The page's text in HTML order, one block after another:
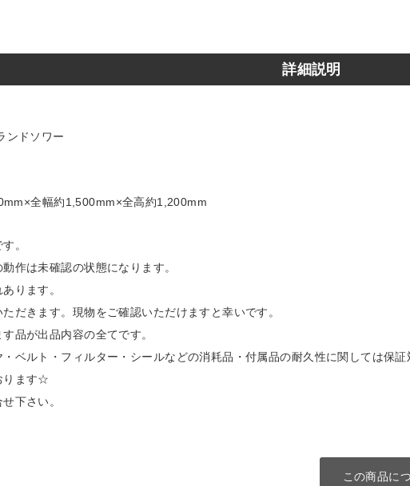
詳細説明
ンドソワー
全幅約1,500mm×全高約1,200mm
。
作は未確認の状態になります。
ります。
だきます。現物をご確認いただけますと幸いです。
品が出品内容の全てです。
ベルト・フィルター・シールなどの消耗品・付属品の耐久性に関しては保証
ります☆
下さい。
この商品に